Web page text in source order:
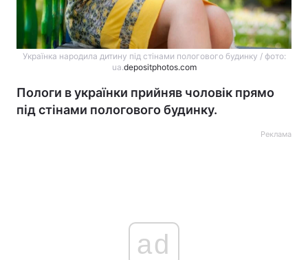
Українка народила дитину під стінами пологового будинку / фото:
ua.depositphotos.com
Пологи в українки прийняв чоловік прямо
під стінами пологового будинку.
Реклама
ad